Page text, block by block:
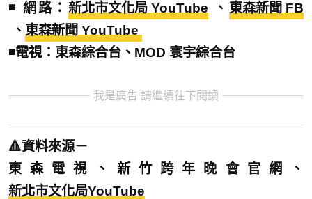
◾️ 網路：新北市文化局 YouTube 、 東森新聞 FB
、 東森新聞 YouTube
◾️電視：東森綜合台、MOD 寰宇綜合台
我是廣告 請繼續往下閱讀
🔺資料來源－
東森電視、新竹跨年晚會官網、
新北市文化局YouTube